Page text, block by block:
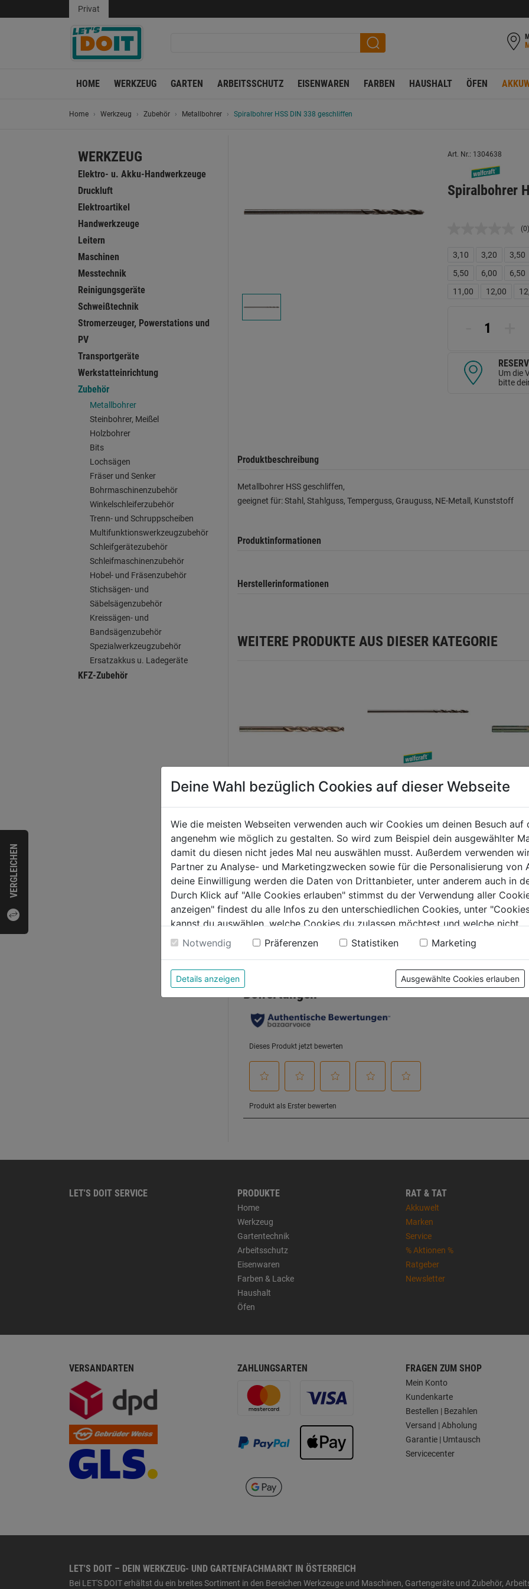
VERGLEICHEN
Privat
HOME WERKZEUG GARTEN ARBEITSSCHUTZ EISENWAREN FARBEN HAUSHALT ÖFEN
Home Werkzeug Zubehör Metallbohrer Spiralbohrer HSS DIN 338 geschliffen
WERKZEUG
Elektro- u. Akku-Handwerkzeuge
Druckluft
Elektroartikel
Handwerkzeuge
Leitern
Maschinen
Messtechnik
Reinigungsgeräte
Schweißtechnik
Stromerzeuger, Powerstations und
PV
Transportgeräte
Werkstatteinrichtung
Zubehör
Metallbohrer
Steinbohrer, Meißel
Holzbohrer
Bits
Lochsägen
Fräser und Senker
Bohrmaschinenzubehör
Winkelschleiferzubehör
Trenn- und Schruppscheiben
Multifunktionswerkzeugzubehör
Schleifgerätezubehör
Schleifmaschinenzubehör
Hobel- und Fräsenzubehör
Stichsägen- und
Säbelsägenzubehör
Kreissägen- und
Bandsägenzubehör
Spezialwerkzeugzubehör
Ersatzakkus u. Ladegeräte
KFZ-Zubehör
Art. Nr.: 1304638
Spiralbohrer
auf
(0)
3,10 3,20 3,50
5,50
6,00 6,50
11,00
12,00
Um die
bitte
Produktbeschreibung
Metallbohrer HSS geschliffen,
geeignet für: Stahl, Stahlguss, Temperguss, Grauguss, NE-Metall, Kunststoff
Produktinformationen
Herstellerinformationen
WEITERE PRODUKTE AUS DIESER KATEGORIE
Metallbohrer HSS-G
THUNDERWEB DIN
338, 4,0x75 mm, HSS-
G, 2er
0.0 (0)
von
5
4,19€
338 geschliffen
0.0
von
5
Sternen.
4,79€
338,
HSS-G
von
4,89€
LET'S DOIT SERVICE PRODUKTE
Home
Werkzeug
Gartentechnik
Arbeitsschutz
Eisenwaren
Farben & Lacke
Haushalt
Öfen
RAT & TAT
Akkuwelt
Marken
Service
% Aktionen %
Ratgeber
Newsletter
VERSANDARTEN ZAHLUNGSARTEN FRAGEN ZUM SHOP
Mein Konto
Kundenkarte
Bestellen | Bezahlen
Versand | Abholung
Garantie | Umtausch
Servicecenter
LET'S DOIT – DEIN WERKZEUG- UND GARTENFACHMARKT IN ÖSTERREICH
Bei LET'S DOIT erhältst du ein breites Sortiment in den Bereichen Werkzeuge und Maschinen, Gartengeräte und Zubehör,
Deine Wahl bezüglich Cookies auf dieser Webseite
Wie die meisten Webseiten verwenden auch wir Cookies um deinen Besuch auf
angenehm wie möglich zu gestalten. So wird zum Beispiel dein ausgewählter
damit du diesen nicht jedes Mal neu auswählen musst. Außerdem verwenden
Partner zu Analyse- und Marketingzwecken sowie für die Personalisierung von
deine Einwilligung werden die Daten von Drittanbieter, unter anderem auch in
Durch Klick auf "Alle Cookies erlauben" stimmst du der Verwendung aller
anzeigen" findest du alle Infos zu den unterschiedlichen Cookies, unter
kannst du auswählen, welche Cookies du zulassen möchtest und welche nicht.
Weitere Informationen findest du in unserer Datenschutzerklärung
Notwendig Präferenzen Statistiken Marketing
Details anzeigen Ausgewählte Cookies erlauben